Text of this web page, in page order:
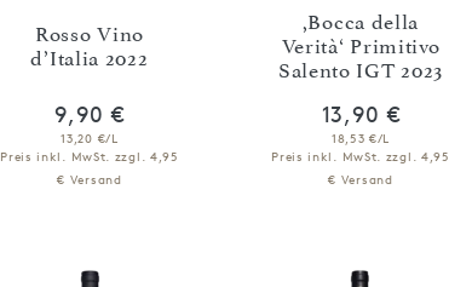
Rosso Vino
d’Italia 2022
9,90 €
13,20 €/L
Preis inkl. MwSt. zzgl. 4,95
€ Versand
,Bocca della
Verità‘ Primitivo
Salento IGT 2023
13,90 €
18,53 €/L
Preis inkl. MwSt. zzgl. 4,95
€ Versand